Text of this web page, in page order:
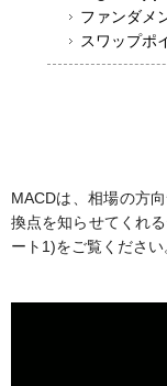
ファンダメ
スワップポ
MACDは、相場の方
換点を知らせてくれ
ート1)をご覧ください